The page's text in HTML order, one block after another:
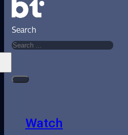
Search
Watch